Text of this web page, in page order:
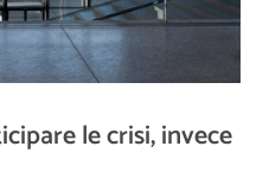
le crisi, invece